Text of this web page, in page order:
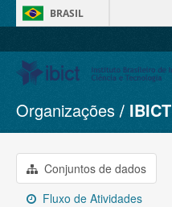
BRASIL
Conjuntos de dados
Organizações
Grupos
Sobre
Organizações IBICT
Conjuntos de dados
Fluxo de Atividades